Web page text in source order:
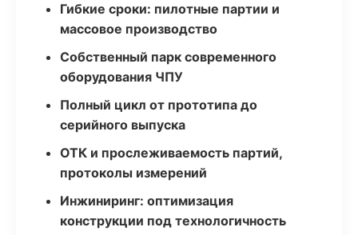
Гибкие сроки: пилотные партии и
массовое производство
Собственный парк современного
оборудования ЧПУ
Полный цикл от прототипа до
серийного выпуска
ОТК и прослеживаемость партий,
протоколы измерений
Инжиниринг: оптимизация
конструкции под технологичность